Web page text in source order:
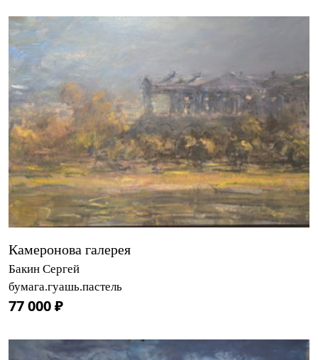
Камеронова галерея
Бакин Сергей
бумага.гуашь.пастель
77 000 ₽